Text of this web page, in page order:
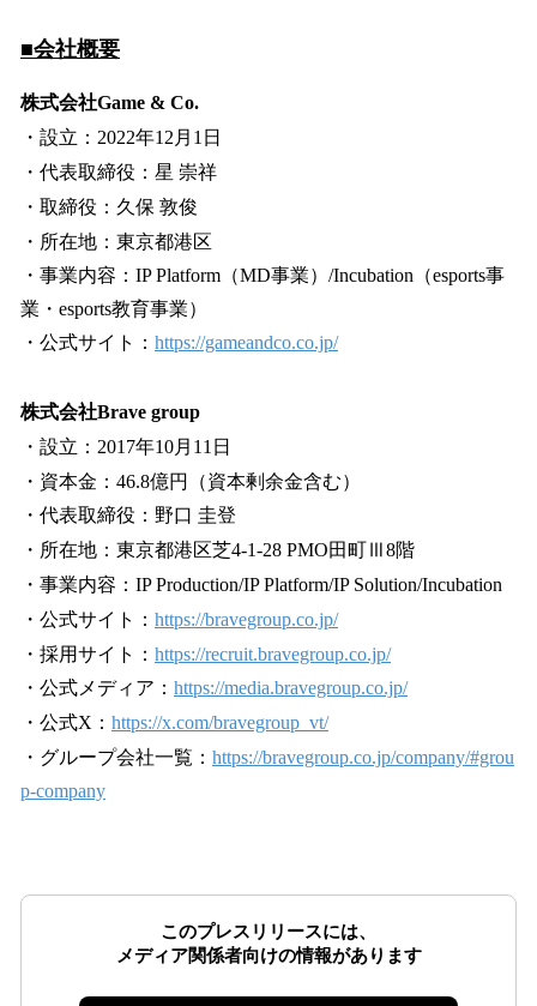
■会社概要
株式会社Game & Co.
・設立：2022年12月1日
・代表取締役：星 崇祥
・取締役：久保 敦俊
・所在地：東京都港区
・事業内容：IP Platform（MD事業）/Incubation（esports事
業・esports教育事業）
・公式サイト： https://gameandco.co.jp/
株式会社Brave group
・設立：2017年10月11日
・資本金：46.8億円（資本剰余金含む）
・代表取締役：野口 圭登
・所在地：東京都港区芝4-1-28 PMO田町Ⅲ8階
・事業内容：IP Production/IP Platform/IP Solution/Incubation
・公式サイト： https://bravegroup.co.jp/
・採用サイト： https://recruit.bravegroup.co.jp/
・公式メディア： https://media.bravegroup.co.jp/
・公式X： https://x.com/bravegroup_vt/
・グループ会社一覧： https://bravegroup.co.jp/company/#grou
p-company
このプレスリリースには、
メディア関係者向けの情報があります